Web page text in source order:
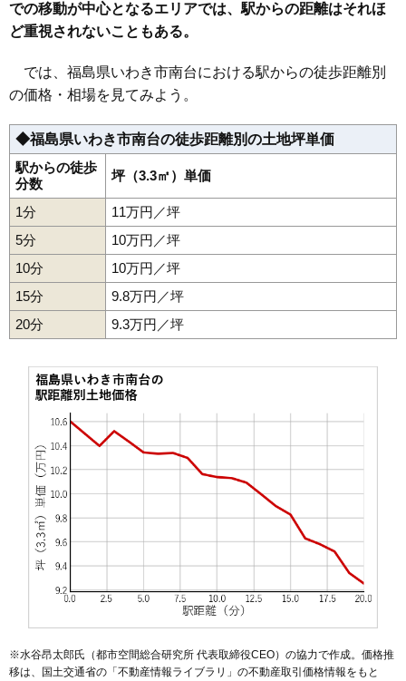
38 小名浜愛宕町 16万円 1,631万円 2.6%
39 草木台 16万円
40 平赤井比良 16万円 1,082万円 9.1%
41 内郷高坂町
43 植田町 16万円 1,237万円
44 小名浜寺廻町 16万円
45 平鎌田 16万円 1,655万円 2.9%
46 好間町中好間 15万円 1,616万円 4.1%
47 泉町滝尻 15万円 1,473万円 -3.5%
48 常磐湯本町
49 四倉町
50 後田町
52 内郷御台境町
常磐上湯長谷町
55 14万円
56
57 江畑町 14万円 732万円
58 若葉台 14万円 1,012万円
59 小名浜相子島 14万円 1,257万円
内郷内町 14万円 956万円 0.7%
62 常磐白鳥町 14万円 1,071万円 4.9%
63 鹿島町船戸 14万円 937万円 3.6%
での移動が中心となるエリアでは、駅からの距離はそれほ
ど重視されないこともある。
では、福島県いわき市南台における駅からの徒歩距離別
の価格・相場を見てみよう。
◆福島県いわき市南台の徒歩距離別の土地坪単価
駅からの徒歩
分数
坪（3.3㎡）単価
1分
11万円／坪
5分
10万円／坪
10分
10万円／坪
15分
9.8万円／坪
20分
9.3万円／坪
※水谷昂太郎氏（都市空間総合研究所 代表取締役CEO）の協力で作成。価格推
移は、国土交通省の「不動産情報ライブラリ 」の不動産取引価格情報をもと